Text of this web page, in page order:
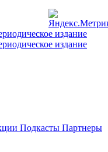
Подкасты Партнеры